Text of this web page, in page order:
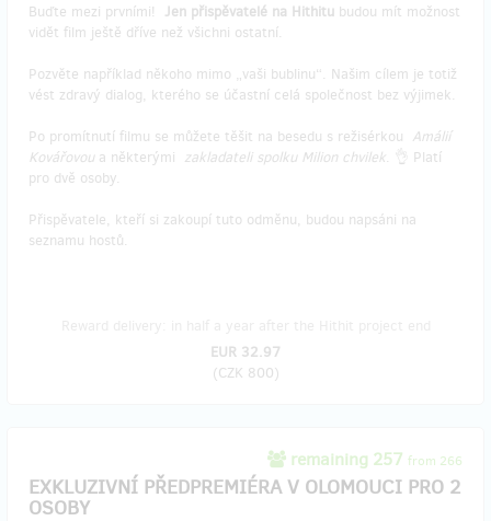
Buďte mezi prvními! Jen přispěvatelé na Hithitu budou mít možnost
vidět film ještě dříve než všichni ostatní.
Pozvěte například někoho mimo „vaši bublinu“. Našim cílem je totiž
vést zdravý dialog, kterého se účastní celá společnost bez výjimek.
Po promítnutí filmu se můžete těšit na besedu s režisérkou Amálií
Kovářovou a některými zakladateli spolku Milion chvilek. 👌 Platí
pro dvě osoby.
Přispěvatele, kteří si zakoupí tuto odměnu, budou napsáni na
seznamu hostů.
EUR 32.97
(CZK 800)
remaining 257 from 266
EXKLUZIVNÍ PŘEDPREMIÉRA V OLOMOUCI PRO 2
OSOBY